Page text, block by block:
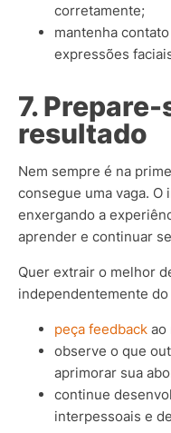
corretamente;
mantenha
expressões
7.
resultado
Nem sempre é na
consegue uma vaga. O
enxergando a
aprender e continuar
Quer extrair o melhor
independentemente
peça feedback ao
observe o que
aprimorar sua
continue
interpessoais e